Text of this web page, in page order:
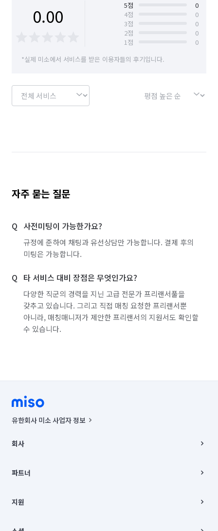
0.00 5점
0
4점
0
3점
0
2점
0
1점
0
*실제 미소에서 서비스를 받은 이용자들의 후기입니다.
자주 묻는 질문
사전미팅이 가능한가요?
규정에 준하여 채팅과 유선상담만 가능합니다. 결제 후의
미팅은 가능합니다.
타 서비스 대비 장점은 무엇인가요?
다양한 직군의 경력을 지닌 고급 전문가 프리랜서풀을
갖추고 있습니다. 그리고 직접 매칭 요청한 프리랜서뿐
아니라, 매칭매니저가 제안한 프리랜서의 지원서도 확인할
수 있습니다.
유한회사 미소 사업자 정보
00019 |
주소 | 본사: 서울특별시 종로구 율곡로 6(중학동, 트윈트리빌딩) B동 5층
컨택센터 : 서울특별시 종로구 수송동 율곡로 24, 7층, 8층 미소
상품, 상품정보, 거래에 관한 의무와 책임은 거래당사자에게 있습니다.
언론 보도 관련 문의:
© 유한회사 미소. Miso, Inc. All Rights Reserved.
회사
채용
파트너
이사
지원